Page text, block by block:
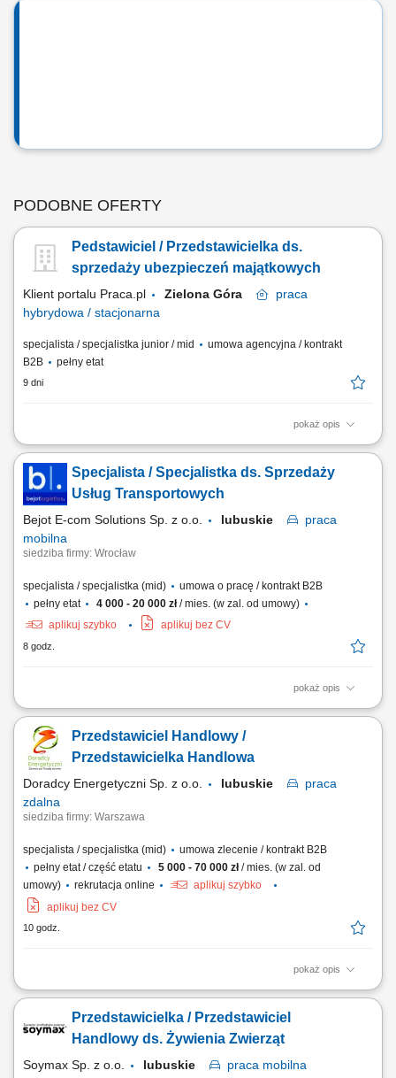
PODOBNE OFERTY
Pedstawiciel / Przedstawicielka ds.
sprzedaży ubezpieczeń majątkowych
Klient portalu Praca.pl Zielona Góra
praca
hybrydowa / stacjonarna
specjalista / specjalistka junior / mid
umowa agencyjna / kontrakt
B2B
pełny etat
9 dni
pokaż opis
Aktywne budowanie i długofalowe rozwijanie partnerskich relacji z
dopasowania optymalnych planów ochronnych. Przeprowadzanie
spotkań doradczych zarówno w formie zdalnej, jak i podczas
bezpośrednich spotkań stacjonarnych....
Specjalista / Specjalistka ds. Sprzedaży
Usług Transportowych
Bejot E-com Solutions Sp. z o.o. lubuskie
praca
mobilna
siedziba firmy: Wrocław
specjalista / specjalistka (mid)
umowa o pracę / kontrakt B2B
pełny etat
4 000 - 20 000 zł/ mies. (w zal. od umowy)
aplikuj szybko
aplikuj bez CV
8 godz.
pokaż opis
Opis stanowiska: Pozyskiwanie nowych klientów biznesowych oraz
rozwój współpracy z obecnymi partnerami. Sprzedaż usług z zakresu
transportu międzynarodowego i rozwiązań logistycznych. Prowadzenie
rozmów handlowych, spotkań oraz prezentowanie oferty firmy.
Negocjowanie warunków...
Przedstawiciel Handlowy /
Przedstawicielka Handlowa
Doradcy Energetyczni Sp. z o.o. lubuskie
praca
zdalna
siedziba firmy: Warszawa
specjalista / specjalistka (mid)
umowa zlecenie / kontrakt B2B
pełny etat / część etatu
5 000 - 70 000 zł/ mies. (w zal. od
umowy)
rekrutacja online
aplikuj szybko
aplikuj bez CV
10 godz.
pokaż opis
Opis stanowiska: Doradzanie klientom biznesowym w wyborze ofert
rozwijanie długofalowych relacji biznesowych. Analizowanie potrzeb
przedsiębiorstw i przygotowywanie dopasowanych rozwiązań.
Przedstawicielka / Przedstawiciel
Handlowy ds. Żywienia Zwierząt
Soymax Sp. z o.o. lubuskie praca mobilna